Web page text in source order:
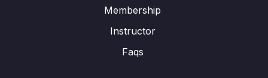
Membership
Instructor
Faqs